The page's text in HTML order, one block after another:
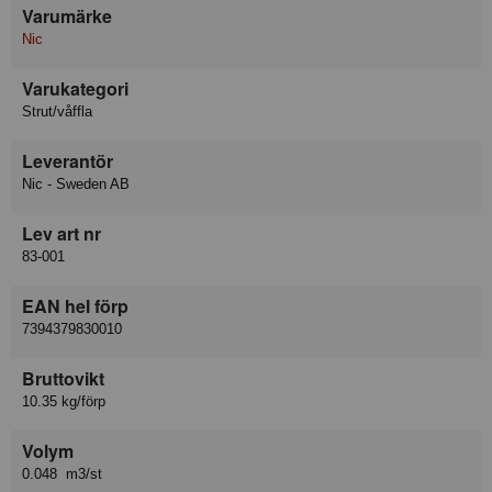
Varumärke
Nic
Varukategori
Strut/våffla
Leverantör
Nic - Sweden AB
Lev art nr
83-001
EAN hel förp
7394379830010
Bruttovikt
10.35 kg/förp
Volym
0.048 m3/st